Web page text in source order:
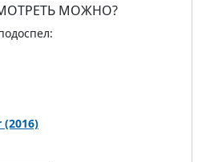
МОЖНО?
(2016)